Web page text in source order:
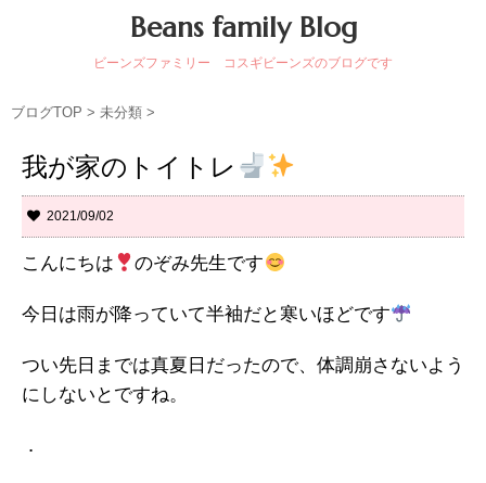
Beans family Blog
ビーンズファミリー コスギビーンズのブログです
ブログTOP > 未分類 >
我が家のトイトレ
2021/09/02
こんにちは のぞみ先生です
今日は雨が降っていて半袖だと寒いほどです
つい先日までは真夏日だったので、体調崩さないよう
にしないとですね。
．